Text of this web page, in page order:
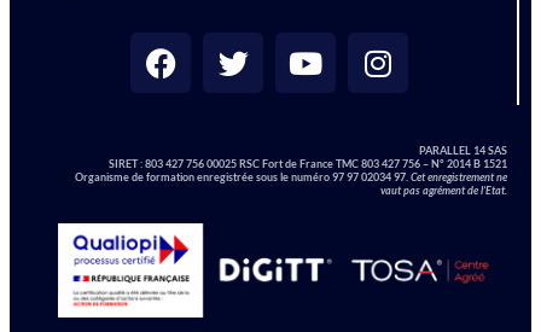
PARALLEL 14 SAS
SIRET :803 427 756 00025 RSC Fort de France TMC 803 427 756 – N° 2014 B 1521
Organisme de formation enregistrée sous le numéro 97 97 02034 97. Cet enregistrement ne
vaut pas agrément de l’Etat.